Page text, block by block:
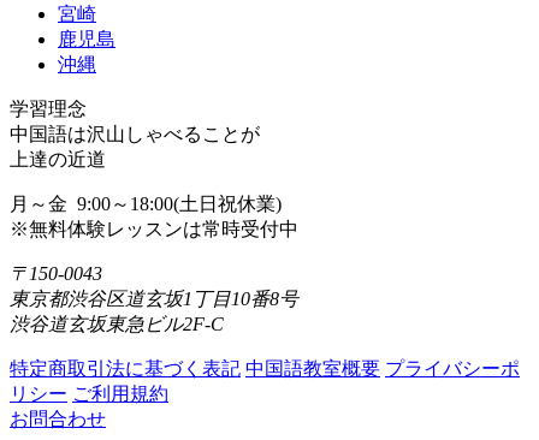
宮崎
鹿児島
沖縄
学習理念
中国語は沢山しゃべることが
上達の近道
月～金 9:00～18:00(土日祝休業)
※無料体験レッスンは常時受付中
〒150-0043
東京都渋谷区道玄坂1丁目10番8号
渋谷道玄坂東急ビル2F-C
特定商取引法に基づく表記 中国語教室概要 プライバシーポ
リシー ご利用規約
お問合わせ